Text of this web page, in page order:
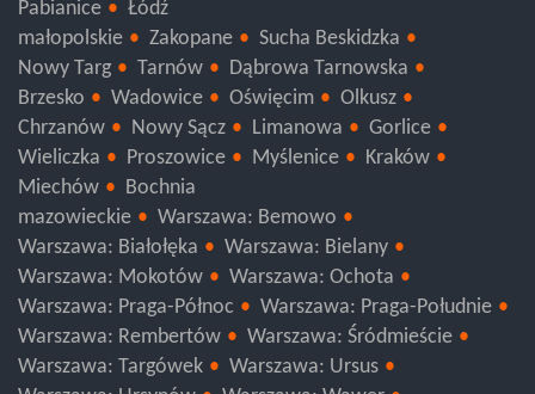
Pabianice
Łódź
małopolskie
Zakopane
Sucha Beskidzka
Nowy Targ
Tarnów
Dąbrowa Tarnowska
Brzesko
Wadowice Oświęcim
Olkusz
Chrzanów
Nowy Sącz Limanowa
Gorlice
Wieliczka
Proszowice Myślenice
Kraków
Miechów
Bochnia
mazowieckie
Warszawa: Bemowo
Warszawa: Białołęka
Warszawa: Bielany
Warszawa: Mokotów
Warszawa: Ochota
Warszawa: Praga-Północ
Warszawa: Praga-Południe
Warszawa: Rembertów
Warszawa: Śródmieście
Warszawa: Targówek
Warszawa: Ursus